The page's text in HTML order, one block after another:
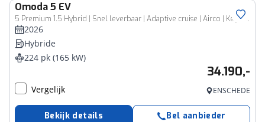
Omoda5 EV
5 Premium 1.5 Hybrid | Snel leverbaar | Adaptive cruise | Airco | Keyless | 360 cam | CarPlay
2026
Hybride
224 pk (165 kW)
34.190,-
Vergelijk ENSCHEDE
Bekijk details Bel aanbieder